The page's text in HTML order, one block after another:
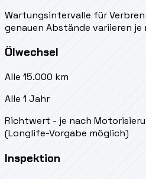
Wartungsintervalle für
genauen Abstände variieren je
Ölwechsel
Alle 15.000 km
Alle 1 Jahr
Richtwert - je nach
(Longlife-Vorgabe möglich)
Inspektion